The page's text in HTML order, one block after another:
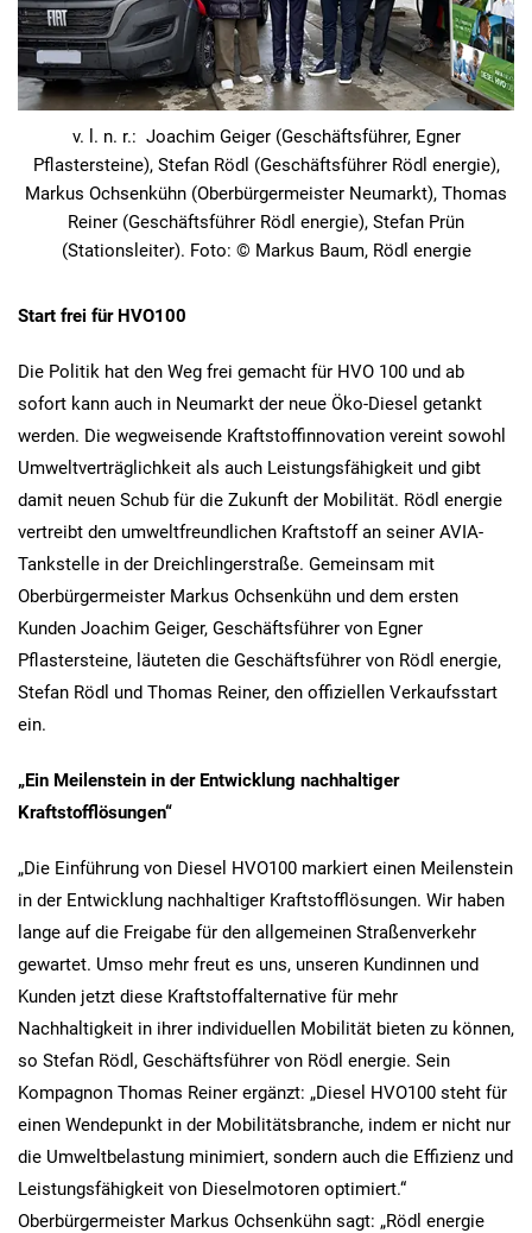
v. l. n. r.: Joachim Geiger (Geschäftsführer, Egner
Pflastersteine), Stefan Rödl (Geschäftsführer Rödl energie),
Markus Ochsenkühn (Oberbürgermeister Neumarkt), Thomas
Reiner (Geschäftsführer Rödl energie), Stefan Prün
(Stationsleiter). Foto: © Markus Baum, Rödl energie
Start frei für HVO100
Die Politik hat den Weg frei gemacht für HVO 100 und ab
sofort kann auch in Neumarkt der neue Öko-Diesel getankt
werden. Die wegweisende Kraftstoffinnovation vereint sowohl
Umweltverträglichkeit als auch Leistungsfähigkeit und gibt
damit neuen Schub für die Zukunft der Mobilität. Rödl energie
vertreibt den umweltfreundlichen Kraftstoff an seiner AVIA-
Tankstelle in der Dreichlingerstraße. Gemeinsam mit
Oberbürgermeister Markus Ochsenkühn und dem ersten
Kunden Joachim Geiger, Geschäftsführer von Egner
Pflastersteine, läuteten die Geschäftsführer von Rödl energie,
Stefan Rödl und Thomas Reiner, den offiziellen Verkaufsstart
ein.
„Ein Meilenstein in der Entwicklung nachhaltiger
Kraftstofflösungen“
„Die Einführung von Diesel HVO100 markiert einen Meilenstein
in der Entwicklung nachhaltiger Kraftstofflösungen. Wir haben
lange auf die Freigabe für den allgemeinen Straßenverkehr
gewartet. Umso mehr freut es uns, unseren Kundinnen und
Kunden jetzt diese Kraftstoffalternative für mehr
Nachhaltigkeit in ihrer individuellen Mobilität bieten zu können,
so Stefan Rödl, Geschäftsführer von Rödl energie. Sein
Kompagnon Thomas Reiner ergänzt: „Diesel HVO100 steht für
einen Wendepunkt in der Mobilitätsbranche, indem er nicht nur
die Umweltbelastung minimiert, sondern auch die Effizienz und
Leistungsfähigkeit von Dieselmotoren optimiert.“
Oberbürgermeister Markus Ochsenkühn sagt: „Rödl energie